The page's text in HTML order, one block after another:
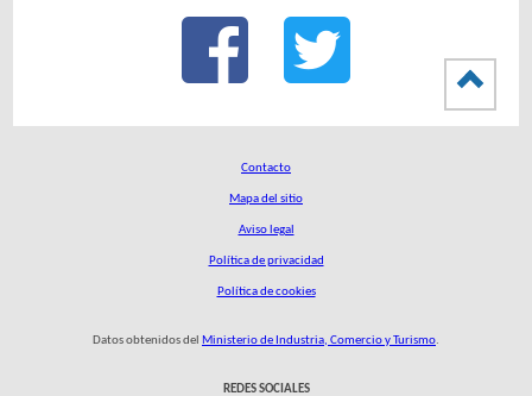
Contacto
Mapa del sitio
Aviso legal
Política de privacidad
Política de cookies
Datos obtenidos del Ministerio de Industria, Comercio y Turismo.
REDES SOCIALES